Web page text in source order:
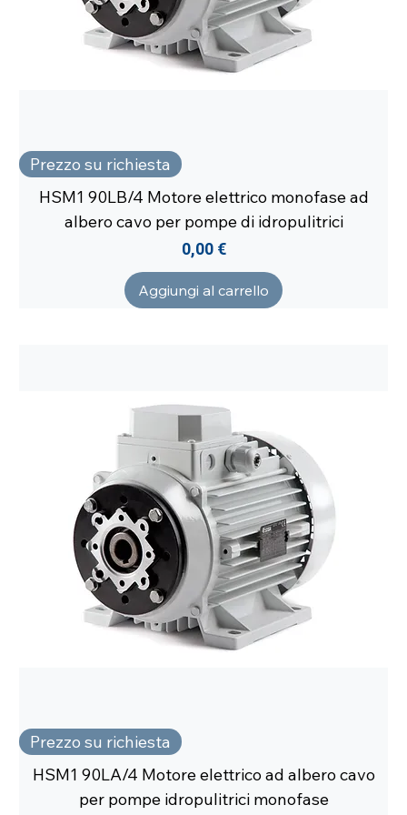
Prezzo su richiesta
HSM1 90LB/4 Motore elettrico monofase ad
albero cavo per pompe di idropulitrici
Prezzo
0,00 €
Aggiungi al carrello
Prezzo su richiesta
HSM1 90LA/4 Motore elettrico ad albero cavo
per pompe idropulitrici monofase